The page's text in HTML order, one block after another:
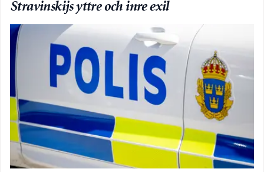
Stravinskijs yttre och inre exil